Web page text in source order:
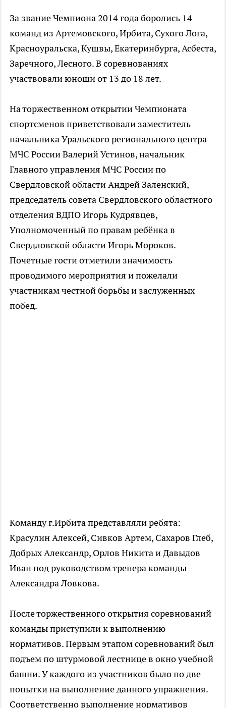
За звание Чемпиона 2014 года боролись 14
команд из Артемовского, Ирбита, Сухого Лога,
Красноуральска, Кушвы, Екатеринбурга, Асбеста,
Заречного, Лесного. В соревнованиях
участвовали юноши от 13 до 18 лет.
На торжественном открытии Чемпионата
спортсменов приветствовали заместитель
начальника Уральского регионального центра
МЧС России Валерий Устинов, начальник
Главного управления МЧС России по
Свердловской области Андрей Заленский,
председатель совета Свердловского областного
отделения ВДПО Игорь Кудрявцев,
Уполномоченный по правам ребёнка в
Свердловской области Игорь Мороков.
Почетные гости отметили значимость
проводимого мероприятия и пожелали
участникам честной борьбы и заслуженных
побед.
Команду г.Ирбита представляли ребята:
Красулин Алексей, Сивков Артем, Сахаров Глеб,
Добрых Александр, Орлов Никита и Давыдов
Иван под руководством тренера команды –
Александра Ловкова.
После торжественного открытия соревнований
команды приступили к выполнению
нормативов. Первым этапом соревнований был
подъем по штурмовой лестнице в окно учебной
башни. У каждого из участников было по две
попытки на выполнение данного упражнения.
Соответственно выполнение нормативов